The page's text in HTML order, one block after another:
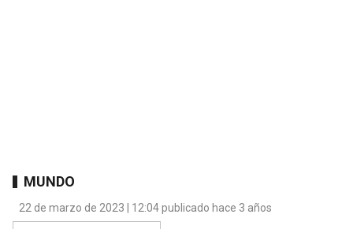
MUNDO
22 de marzo de 2023 | 12:04 publicado hace 3 años